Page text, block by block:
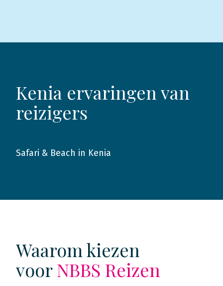
Kenia ervaringen van
reizigers
2019
Safari & Beach in Kenia
Waarom kiezen
voorNBBS Reizen